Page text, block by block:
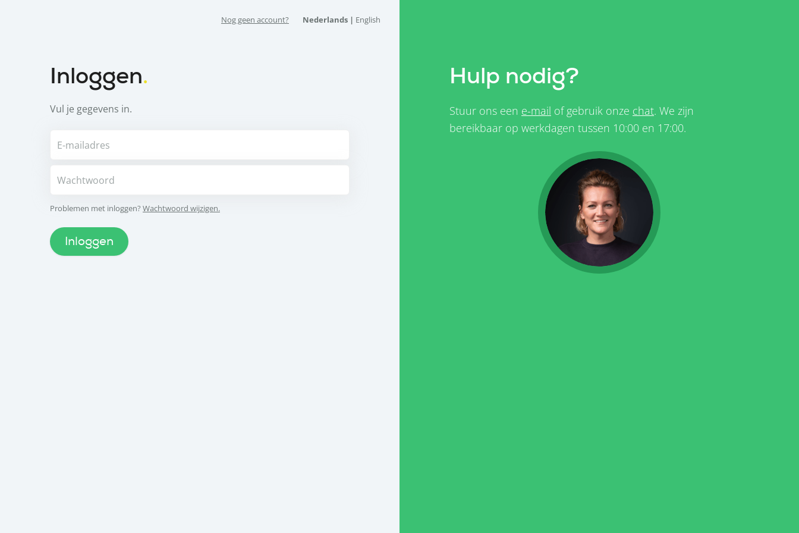
Nog geen account? Nederlands | English
Inloggen
Vul je gegevens in.
E-mailadres
Wachtwoord
Problemen met inloggen? Wachtwoord wijzigen.
Inloggen
Hulp nodig?
Stuur ons een e-mail of gebruik onze chat. We zijn
bereikbaar op werkdagen tussen 10:00 en 17:00.